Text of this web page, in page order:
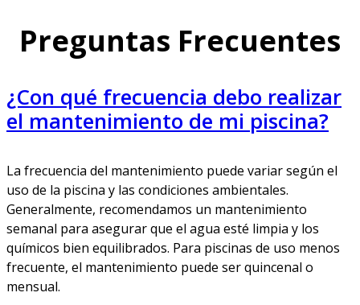
Preguntas Frecuentes
¿Con qué frecuencia debo realizar
el mantenimiento de mi piscina?
La frecuencia del mantenimiento puede variar según el
uso de la piscina y las condiciones ambientales.
Generalmente, recomendamos un mantenimiento
semanal para asegurar que el agua esté limpia y los
químicos bien equilibrados. Para piscinas de uso menos
frecuente, el mantenimiento puede ser quincenal o
mensual.